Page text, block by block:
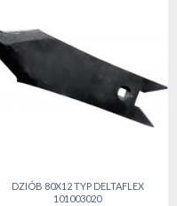
DZIÓB 80X12 TYP DELTAFLEX
101003020